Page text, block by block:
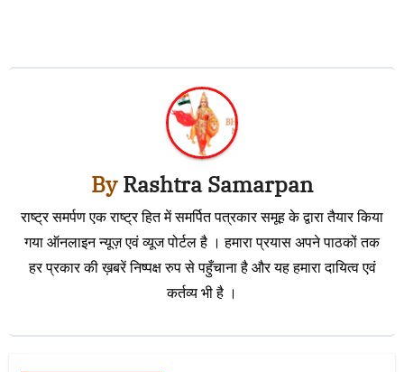
ByRashtra Samarpan
राष्ट्र समर्पण एक राष्ट्र हित में समर्पित पत्रकार समूह के द्वारा तैयार किया
गया ऑनलाइन न्यूज़ एवं व्यूज पोर्टल है । हमारा प्रयास अपने पाठकों तक
हर प्रकार की ख़बरें निष्पक्ष रुप से पहुँचाना है और यह हमारा दायित्व एवं
कर्तव्य भी है ।